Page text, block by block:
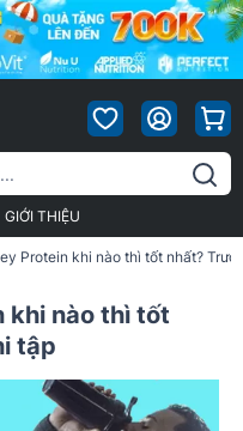
GIỚI THIỆU
Protein khi nào thì tốt nhất?
khi nào thì tốt
tập